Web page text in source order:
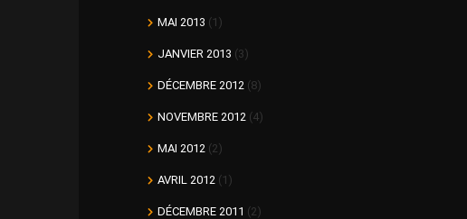
MAI 2013 (1)
JANVIER 2013 (3)
DÉCEMBRE 2012 (8)
NOVEMBRE 2012 (4)
MAI 2012 (2)
AVRIL 2012 (1)
DÉCEMBRE 2011 (2)